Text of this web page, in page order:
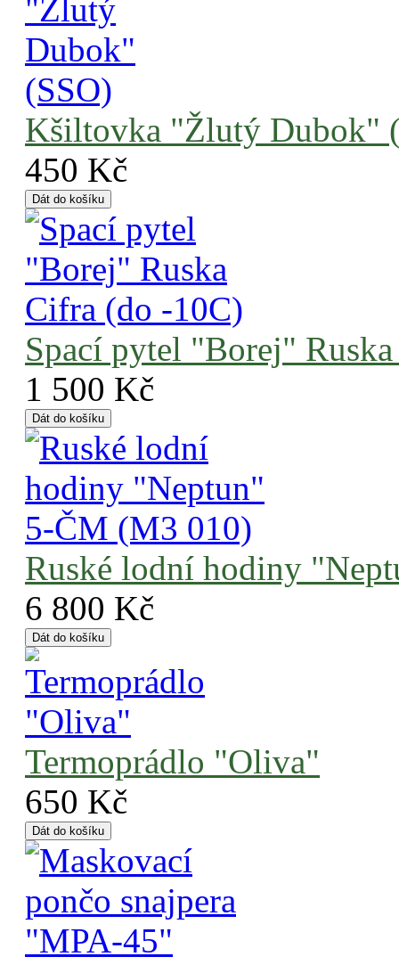
Kšiltovka "Žlutý Dubok"
450 Kč
Spací pytel "Borej"
1 500 Kč
Ruské lodní hodiny
6 800 Kč
Termoprádlo "Oliva"
650 Kč